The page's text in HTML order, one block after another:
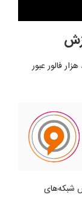
فالور عبور
شبکه‌های